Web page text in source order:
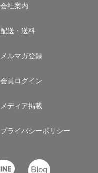
会社案内
配送・送料
メルマガ登録
会員ログイン
メディア掲載
プライバシーポリシー